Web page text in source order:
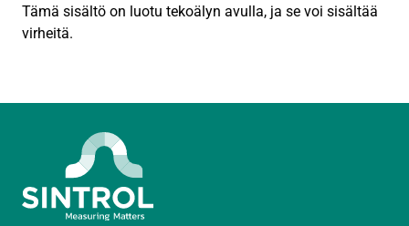
Tämä sisältö on luotu tekoälyn avulla, ja se voi sisältää
virheitä.